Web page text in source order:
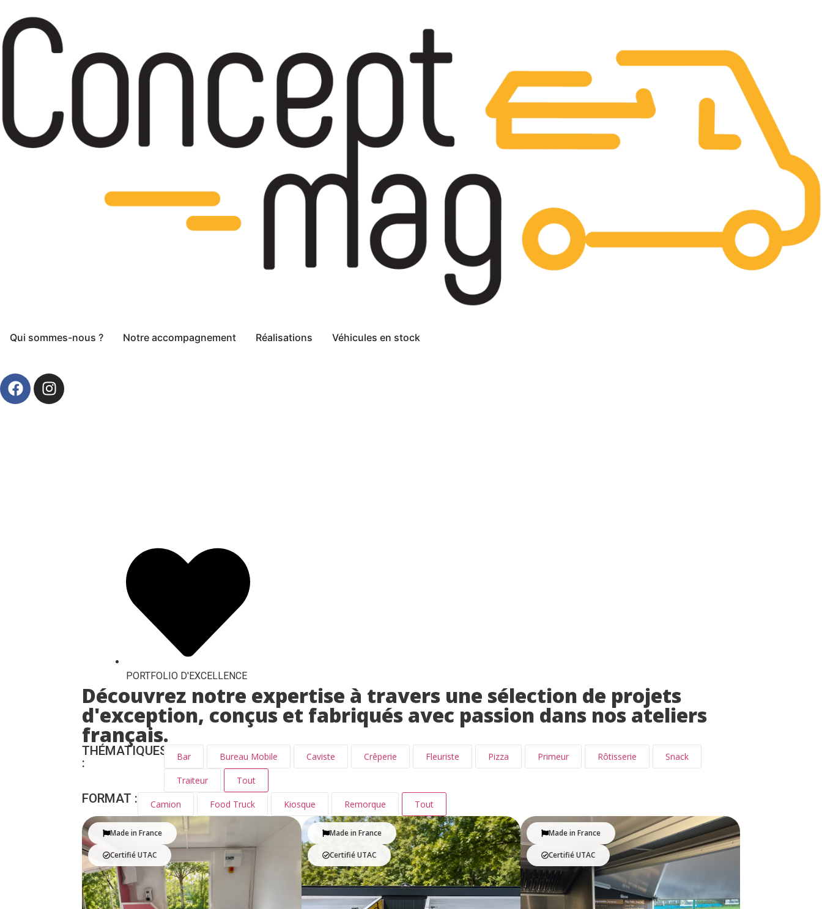
Qui sommes-nous ? Notre accompagnement Réalisations Véhicules en stock
PORTFOLIO D'EXCELLENCE
Découvrez notre expertise à travers une sélection de projets
d'exception, conçus et fabriqués avec passion dans nos ateliers
français.
THÉMATIQUES
:
Bar Bureau Mobile Caviste Crêperie Fleuriste Pizza Primeur Rôtisserie Snack
Traiteur Tout
FORMAT : Camion Food Truck Kiosque Remorque Tout
Made in France
Certifié UTAC
Made in France
Certifié UTAC
Made in France
Certifié UTAC